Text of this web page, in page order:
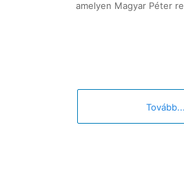
amelyen Magyar Péter
Tovább...